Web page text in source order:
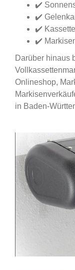
✔️
✔️
✔️
✔️
Darüber hinaus
Onlineshop,
in Baden-